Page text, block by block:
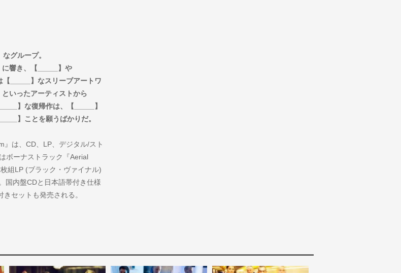
グループ。
響き、【_____】や
【_____】なスリーブアートワ
いったアーティストから
】な復帰作は、【_____】
】ことを願うばかりだ。
は、CD、LP、デジタル/スト
ボーナストラック『Aerial
組LP (ブラック・ヴァイナル)
国内盤CDと日本語帯付き仕様
セットも発売される。